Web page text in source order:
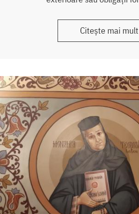
Citește mai mult